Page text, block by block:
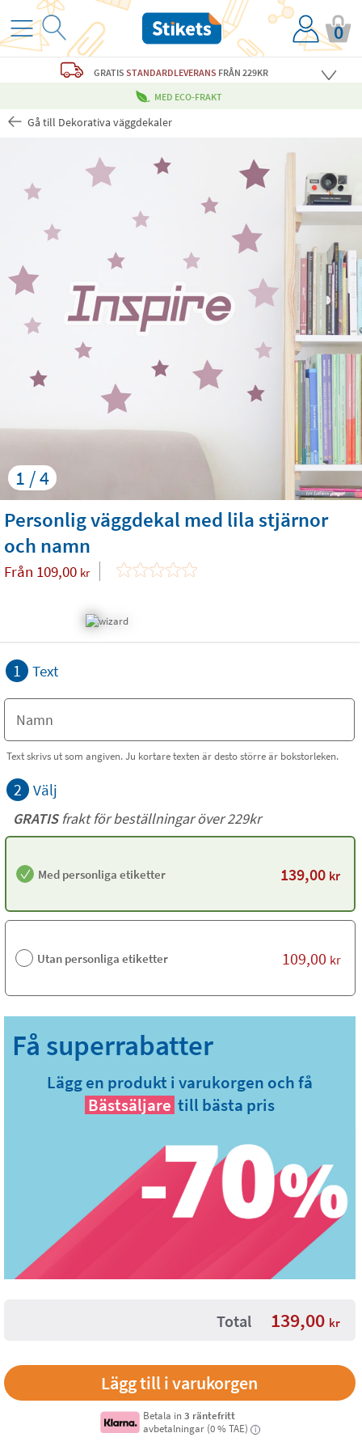
0
GRATIS STANDARDLEVERANS FRÅN 229KR
MED ECO-FRAKT
Gå till Dekorativa väggdekaler
1 / 4
Personlig väggdekal med lila stjärnor
och namn
Från 109,00 kr
1 Text
Text skrivs ut som angiven. Ju kortare texten är desto större är bokstorleken.
2 Välj
GRATISfrakt för beställningar över 229kr
Med personliga etiketter 139,00 kr
Utan personliga etiketter 109,00 kr
Lägg en produkt i varukorgen och få
Bästsäljare till bästa pris
Total 139,00 kr
Betala in 3 räntefritt
avbetalningar (0 % TAE)
i